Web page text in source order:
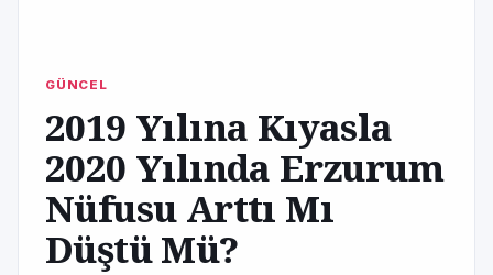
GÜNCEL
2019 Yılına Kıyasla
2020 Yılında Erzurum
Nüfusu Arttı Mı
Düştü Mü?